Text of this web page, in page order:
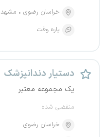
خراسان رضوی
مشهد
پاره وقت
دستیار دندانپزشک
یک مجموعه معتبر
منقضی شده
خراسان رضوی